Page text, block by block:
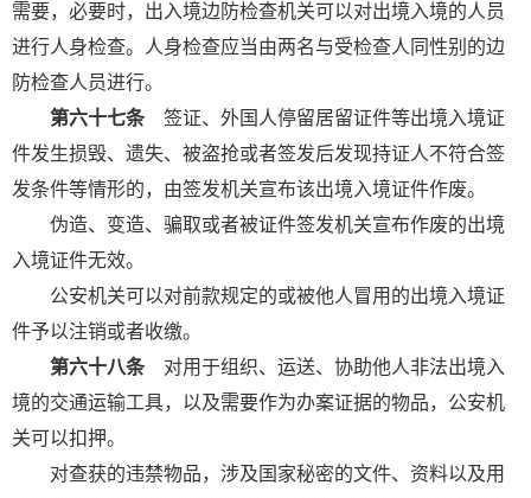
需要，必要时，出入境边防检查机关可以对出境入境的人员
进行人身检查。人身检查应当由两名与受检查人同性别的边
防检查人员进行。
第六十七条 签证、外国人停留居留证件等出境入境证
件发生损毁、遗失、被盗抢或者签发后发现持证人不符合签
发条件等情形的，由签发机关宣布该出境入境证件作废。
伪造、变造、骗取或者被证件签发机关宣布作废的出境
入境证件无效。
公安机关可以对前款规定的或被他人冒用的出境入境证
件予以注销或者收缴。
第六十八条对用于组织、运送、协助他人非法出境入
境的交通运输工具，以及需要作为办案证据的物品，公安机
关可以扣押。
对查获的违禁物品，涉及国家秘密的文件、资料以及用